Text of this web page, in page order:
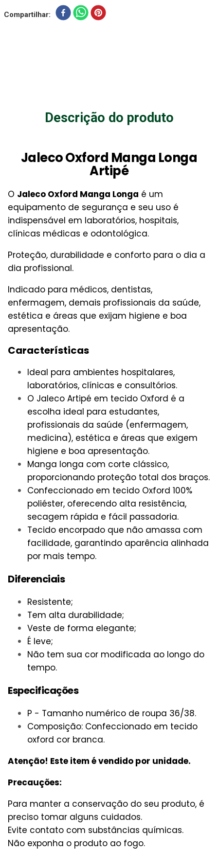
Compartilhar
Descrição do produto
Jaleco Oxford Manga Longa
Artipé
O Jaleco Oxford Manga Longa é um
equipamento de segurança e seu uso é
indispensável em laboratórios, hospitais,
clínicas médicas e odontológica.
Proteção, durabilidade e conforto para o dia a
dia profissional.
Indicado para médicos, dentistas,
enfermagem, demais profissionais da saúde,
estética e áreas que exijam higiene e boa
apresentação.
Características
Ideal para ambientes hospitalares,
laboratórios, clínicas e consultórios.
O Jaleco Artipé em tecido Oxford é a
escolha ideal para estudantes,
profissionais da saúde (enfermagem,
medicina), estética e áreas que exigem
higiene e boa apresentação.
Manga longa com corte clássico,
proporcionando proteção total dos braços.
Confeccionado em tecido Oxford 100%
poliéster, oferecendo alta resistência,
secagem rápida e fácil passadoria.
Tecido encorpado que não amassa com
facilidade, garantindo aparência alinhada
por mais tempo.
Diferenciais
Resistente;
Tem alta durabilidade;
Veste de forma elegante;
É leve;
Não tem sua cor modificada ao longo do
tempo.
Especificações
P - Tamanho numérico de roupa 36/38.
Composição: Confeccionado em tecido
oxford cor branca.
Atenção! Este item é vendido por unidade.
Precauções:
Para manter a conservação do seu produto, é
preciso tomar alguns cuidados.
Evite contato com substâncias químicas.
Não exponha o produto ao fogo.